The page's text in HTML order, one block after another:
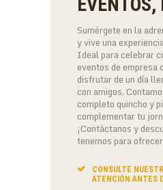
Sumérgete en la
y vive una
Ideal para celebrar
eventos de empresa
disfrutar de un día
con amigos.
completo quincho y
complementar tu
¡Contáctanos y
tenemos para
CONSULTE
ATENCIÓN ANTES